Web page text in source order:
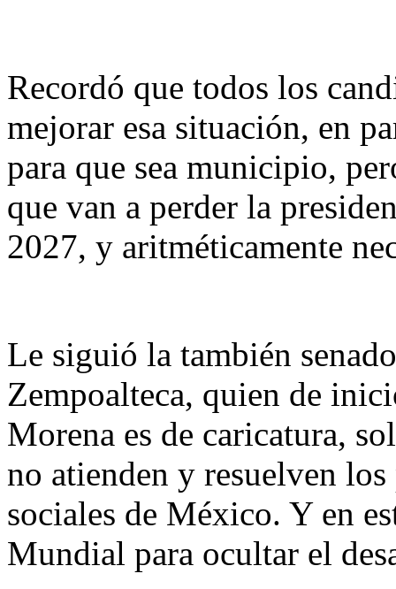
Recordó que todos los
mejorar esa situación, en
para que sea municipio,
que van a perder la
2027, y aritméticamente
Le siguió la también
Zempoalteca, quien de
Morena es de caricatura,
no atienden y resuelven
sociales de México. Y en
Mundial para ocultar el